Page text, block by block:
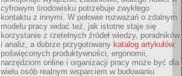
cyfrowym środowisku potrzebuje zwykłego
kontaktu z innymi. W połowie rozważań o zdalnym
modelu pracy widać też, jak istotne staje się
korzystanie z rzetelnych źródeł wiedzy, poradników
i analiz, a dobrze przygotowany katalog artykułów
poświęconych produktywności, ergonomii,
narzędziom online i organizacji pracy może być dla
wielu osób realnym wsparciem w budowaniu